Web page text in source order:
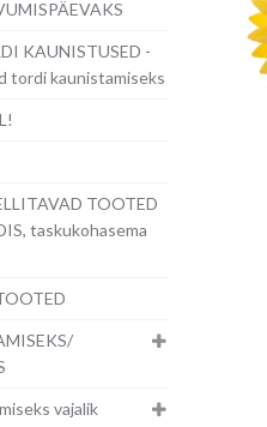
KAUNISTUSED -
tordi kaunistamiseks
TOOTED
taskukohasema
vajalik